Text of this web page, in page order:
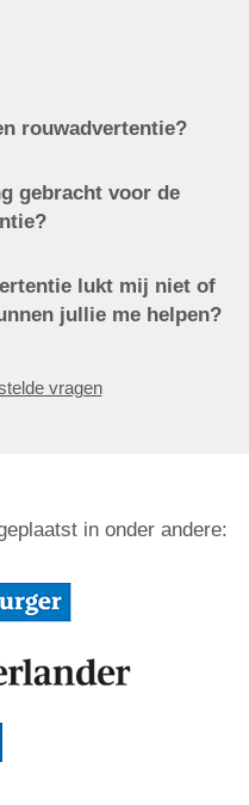
rouwadvertentie?
gebracht voor de
lukt mij niet of
jullie me helpen?
vragen
in onder andere: